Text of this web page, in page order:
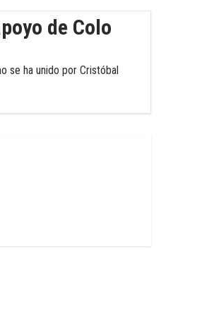
de Colo
se ha unido por Cristóbal